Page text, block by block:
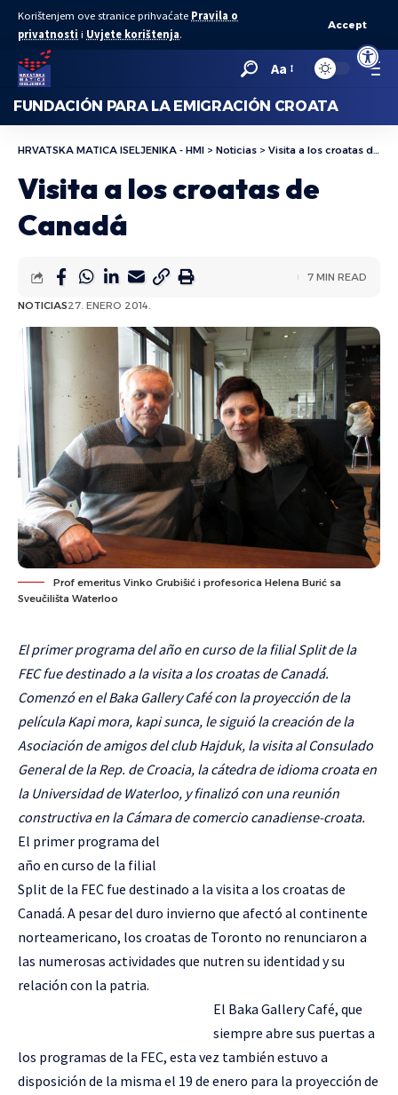
Abrir
Korištenjem ove stranice prihvaćate Pravila o
privatnosti i Uvjete korištenja.
Accept
Aa
FUNDACIÓN PARA LA EMIGRACIÓN CROATA
HRVATSKA MATICA ISELJENIKA - HMI > Noticias > Visita a los croatas de Canadá
Visita a los croatas de
Canadá
NOTICIAS27. ENERO 2014.
7 MIN READ
Prof emeritus Vinko Grubišić i profesorica Helena Burić sa
Sveučilišta Waterloo
El primer programa del año en curso de la filial Split de la
FEC fue destinado a la visita a los croatas de Canadá.
Comenzó en el Baka Gallery Café con la proyección de la
película Kapi mora, kapi sunca, le siguió la creación de la
Asociación de amigos del club Hajduk, la visita al Consulado
General de la Rep. de Croacia, la cátedra de idioma croata en
la Universidad de Waterloo, y finalizó con una reunión
constructiva en la Cámara de comercio canadiense-croata.
El primer programa del
año en curso de la filial
Split de la FEC fue destinado a la visita a los croatas de
Canadá. A pesar del duro invierno que afectó al continente
norteamericano, los croatas de Toronto no renunciaron a
las numerosas actividades que nutren su identidad y su
relación con la patria.
El Baka Gallery Café, que
siempre abre sus puertas a
los programas de la FEC, esta vez también estuvo a
disposición de la misma el 19 de enero para la proyección de